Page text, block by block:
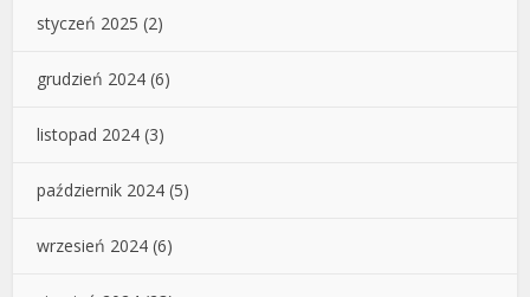
styczeń 2025 (2)
grudzień 2024 (6)
listopad 2024 (3)
październik 2024 (5)
wrzesień 2024 (6)